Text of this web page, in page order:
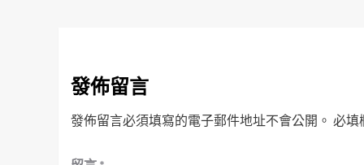
發佈留言
發佈留言必須填寫的電子郵件地址不會公開。 必填